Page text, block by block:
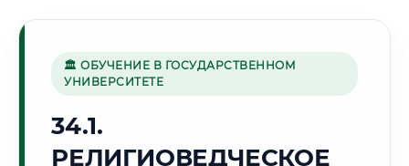
специальности"
Стоимость по программам обучения "Судебная экспертиза"
Стоимость по программам обучения "Экспертиза"
🏛 ОБУЧЕНИЕ В ГОСУДАРСТВЕННОМ
УНИВЕРСИТЕТЕ
34.1.
РЕЛИГИОВЕДЧЕСКОЕ